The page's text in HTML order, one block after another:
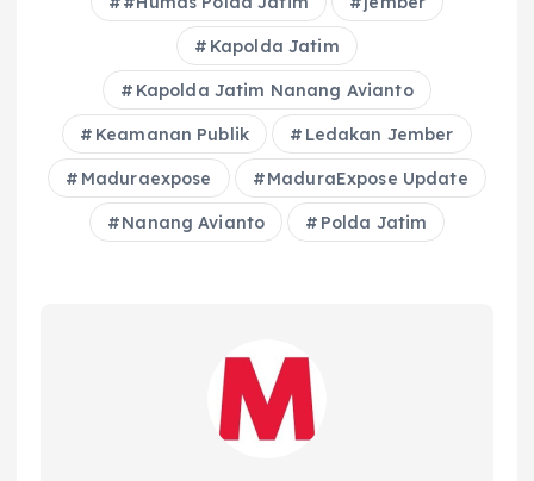
Kapolda Jatim
Kapolda Jatim Nanang Avianto
Keamanan Publik Ledakan Jember
Maduraexpose MaduraExpose Update
Nanang Avianto Polda Jatim